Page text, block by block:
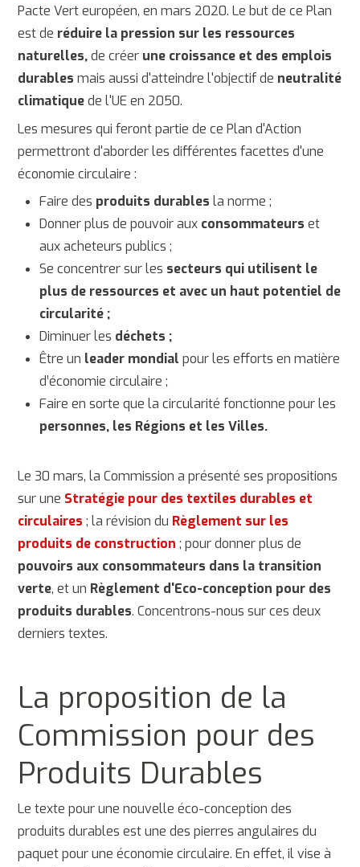
Pacte Vert européen, en mars 2020. Le but de ce Plan
est de réduire la pression sur les ressources
naturelles,de créer une croissance et des emplois
durables mais aussi d'atteindre l'objectif de neutralité
climatiquede l'UE en 2050.
Les mesures qui feront partie de ce Plan d'Action
permettront d'aborder les différentes facettes d'une
économie circulaire :
Faire des produits durables la norme ;
Donner plus de pouvoir aux consommateurs et
aux acheteurs publics ;
Se concentrer sur les secteurs qui utilisent le
plus de ressources et avec un haut potentiel de
circularité ;
Diminuer les déchets ;
Être un leader mondial pour les efforts en matière
d’économie circulaire ;
Faire en sorte que la circularité fonctionne pour les
personnes, les Régions et les Villes.
Le 30 mars, la Commission a présenté ses propositions
sur une Stratégie pour des textiles durables et
circulaires ; la révision du Règlement sur les
produits de construction ; pour donner plus de
pouvoirs aux consommateurs dans la transition
verte, et un Règlement d'Eco-conception pour des
produits durables. Concentrons-nous sur ces deux
derniers textes.
La proposition de la
Commission pour des
Produits Durables
Le texte pour une nouvelle éco-conception des
produits durables est une des pierres angulaires du
paquet pour une économie circulaire. En effet, il vise à